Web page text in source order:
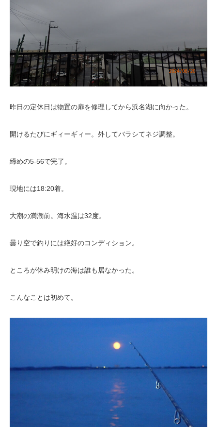
昨日の定休日は物置の扉を修理してから浜名湖に向かった。
開けるたびにギィーギィー。外してバラシてネジ調整。
締めの5-56で完了。
現地には18:20着。
大潮の満潮前。海水温は32度。
曇り空で釣りには絶好のコンディション。
ところが休み明けの海は誰も居なかった。
こんなことは初めて。